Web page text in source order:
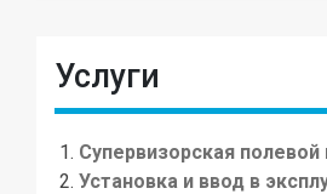
Услуги
Супервизорская
Установка и ввод в